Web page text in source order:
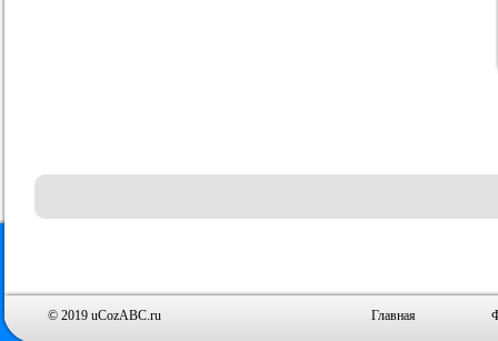
© 2019 uCozABC.ru Главная